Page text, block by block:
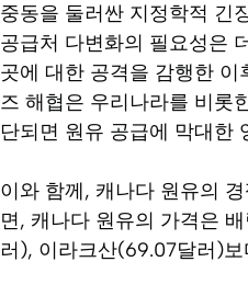
중동을 둘러싼 지정학적 긴
공급처 다변화의 필요성은
곳에 대한 공격을 감행한
즈 해협은 우리나라를 비롯
단되면 원유 공급에 막대한
이와 함께, 캐나다 원유의
면, 캐나다 원유의 가격은
러), 이라크산(69.07달러)